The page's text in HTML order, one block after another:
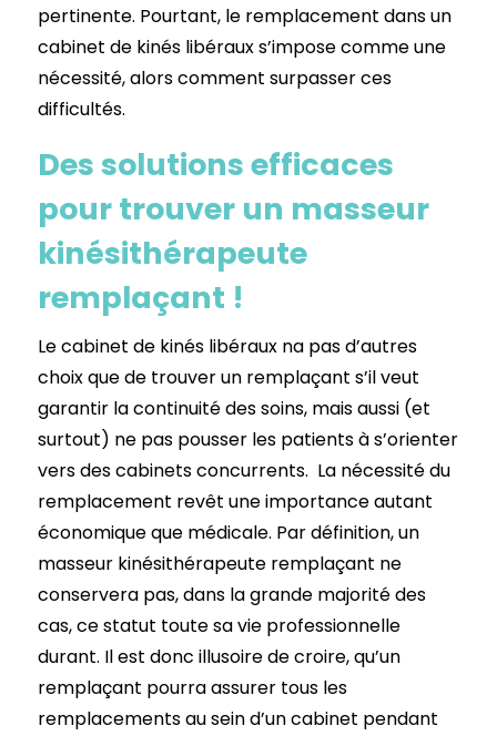
pertinente. Pourtant, le remplacement dans un
cabinet de kinés libéraux s’impose comme une
nécessité, alors comment surpasser ces
difficultés.
Des solutions efficaces
pour trouver un masseur
kinésithérapeute
remplaçant !
Le cabinet de kinés libéraux na pas d’autres
choix que de trouver un remplaçant s’il veut
garantir la continuité des soins, mais aussi (et
surtout) ne pas pousser les patients à s’orienter
vers des cabinets concurrents. La nécessité du
remplacement revêt une importance autant
économique que médicale. Par définition, un
masseur kinésithérapeute remplaçant ne
conservera pas, dans la grande majorité des
cas, ce statut toute sa vie professionnelle
durant. Il est donc illusoire de croire, qu’un
remplaçant pourra assurer tous les
remplacements au sein d’un cabinet pendant